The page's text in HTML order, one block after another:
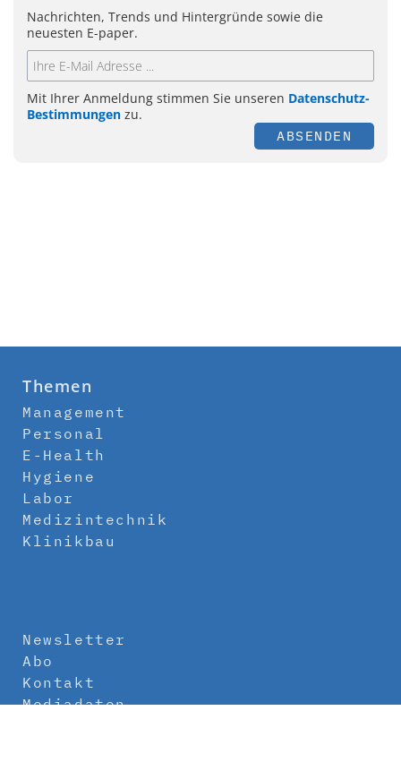
Nachrichten, Trends und Hintergründe sowie die
neuesten E-paper.
Mit Ihrer Anmeldung stimmen Sie unseren Datenschutz-
Bestimmungen zu.
ABSENDEN
Themen
Management
Personal
E-Health
Hygiene
Labor
Medizintechnik
Klinikbau
Newsletter
Abo
Kontakt
Mediadaten